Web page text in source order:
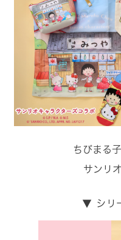
ちびまる
サンリ
▼ シリ